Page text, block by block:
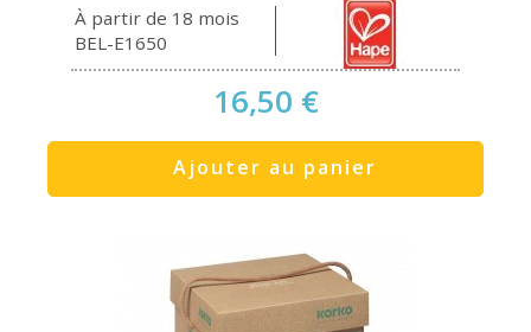
À partir de 18 mois
BEL-E1650
16,50 €
Ajouter au panier